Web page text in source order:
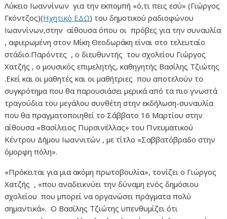
Λύκειο Ιωαννίνων για την εκπομπή «ό,τι πεις εσύ» (Γιώργος
Γκόντζος)(Ηχητικό ΕΔΩ) του δημοτικού ραδιοφώνου
Ιωαννίνων,στην αίθουσα όπου οι πρόβες για την συναυλία
, αφιερωμένη στον Μίκη Θεοδωράκη είναι στο τελευταίο
στάδιο.Παρόντες , ο διευθυντής του σχολείου Γιώργος
Χατζής , ο μουσικός επιμελητής, καθηγητής Βασίλης Τζιώτης
.Εκεί και οι μαθητές και οι μαθήτριες που αποτελούν το
συγκρότημα που θα παρουσιάσει μερικά από τα πιο γνωστά
τραγούδια του μεγάλου συνθέτη στην εκδήλωση-συναυλία
που θα πραγματοποιηθεί το Σάββατο 16 Μαρτίου στην
αίθουσα «Βασίλειος Πυρσινέλλας» του Πνευματικού
Κέντρου Δήμου Ιωαννιτών , με τίτλο «Σαββατόβραδο στην
όμορφη πόλη».
«Πρόκειται για μια ακόμη πρωτοβουλία», τονίζει ο Γιώργος
Χατζής , «που αναδεικνύει την δύναμη ενός δημόσιου
σχολείου που μπορεί να οργανώσει πράγματα πολύ
σημαντικά». Ο Βασίλης Τζιώτης υπενθυμίζει ότι